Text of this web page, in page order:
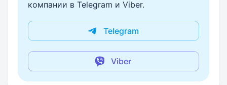
компании в Telegram и Viber.
Telegram
Viber